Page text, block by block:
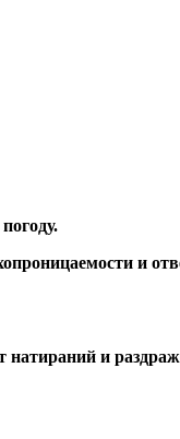
и
натираний и